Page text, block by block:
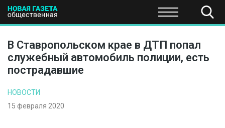
ПОЛИТИКА ЭКОНОМИКА НАУКА И
В Ставропольском крае в ДТП попал
служебный автомобиль полиции, есть
пострадавшие
НОВОСТИ
15 февраля 2020